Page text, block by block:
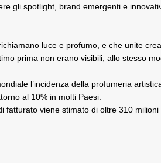
gli spotlight, brand emergenti e
luce e profumo, e che unite
prima non erano visibili, allo stesso
l’incidenza della profumeria
al 10% in molti Paesi.
viene stimato di oltre 310